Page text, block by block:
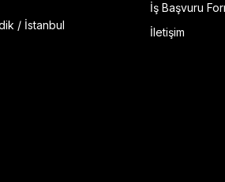
/ İstanbul
İş Başvuru
İletişim